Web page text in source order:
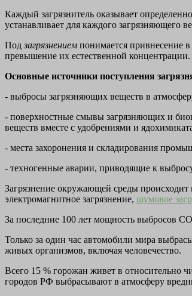
Каждый загрязнитель оказывает
устанавливает для каждого
Под загрязнением понимается привнесение
превышение их естественной концентрации.
Основные источники поступления
- выбросы загрязняющих веществ в
- поверхностные смывы загрязняющих и
веществ вместе с удобрениями и
- места захоронения и складирования
- техногенные аварии, приводящие к
Загрязнение окружающей среды происходит
электромагнитное загрязнение, шумовое
За последние 100 лет мощность выбросов
Только за один час автомобили мира
живых организмов, включая человечество.
Всего 15 % горожан живет в относительно
городов РФ выбрасывают в атмосферу